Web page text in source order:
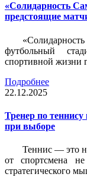
«Солидарность
предстоящие
футбольный
спортивной жизни
Подробнее
22.12.2025
Тренер по
при выборе
Теннис — это
от спортсмена
стратегического